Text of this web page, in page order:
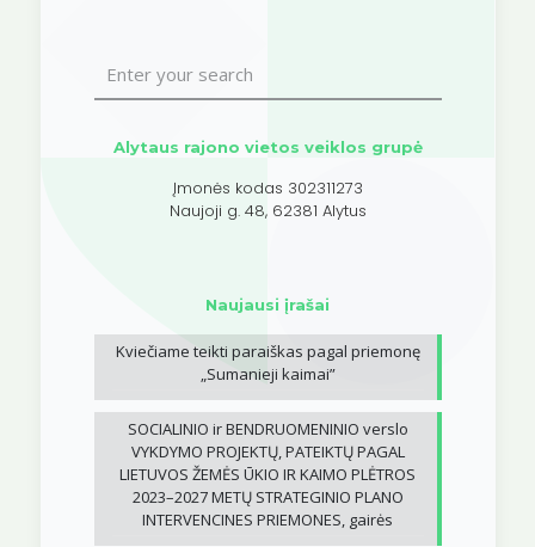
Alytaus rajono vietos veiklos grupė
Įmonės kodas 302311273
Naujoji g. 48, 62381 Alytus
Naujausi įrašai
Kviečiame teikti paraiškas pagal priemonę
„Sumanieji kaimai”
SOCIALINIO ir BENDRUOMENINIO verslo
VYKDYMO PROJEKTŲ, PATEIKTŲ PAGAL
LIETUVOS ŽEMĖS ŪKIO IR KAIMO PLĖTROS
2023–2027 METŲ STRATEGINIO PLANO
INTERVENCINES PRIEMONES, gairės